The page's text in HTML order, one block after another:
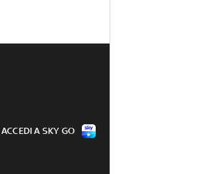
ACCEDI A SKY GO